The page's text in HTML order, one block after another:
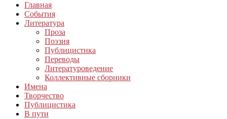
Главная
События
Литература
Проза
Поэзия
Публицистика
Переводы
Литературоведение
Коллективные сборники
Имена
Творчество
Публицистика
В пути